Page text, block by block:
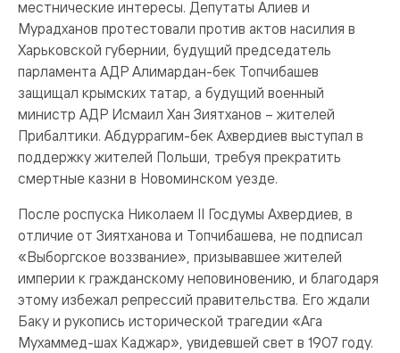
местнические интересы. Депутаты Алиев и
Мурадханов протестовали против актов насилия в
Харьковской губернии, будущий председатель
парламента АДР Алимардан-бек Топчибашев
защищал крымских татар, а будущий военный
министр АДР Исмаил Хан Зиятханов – жителей
Прибалтики. Абдуррагим-бек Ахвердиев выступал в
поддержку жителей Польши, требуя прекратить
смертные казни в Новоминском уезде.
После роспуска Николаем II Госдумы Ахвердиев, в
отличие от Зиятханова и Топчибашева, не подписал
«Выборгское воззвание», призывавшее жителей
империи к гражданскому неповиновению, и благодаря
этому избежал репрессий правительства. Его ждали
Баку и рукопись исторической трагедии «Ага
Мухаммед-шах Каджар», увидевшей свет в 1907 году.